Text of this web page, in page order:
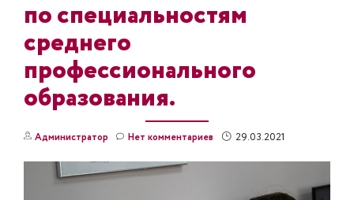
по специальностям
среднего
профессионального
образования.
Администратор 29.03.2021
Нет комментариев